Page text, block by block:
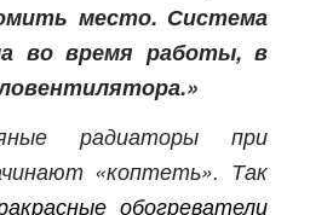
место. Система
во время работы, в
радиаторы при
«коптеть». Так
обогреватели